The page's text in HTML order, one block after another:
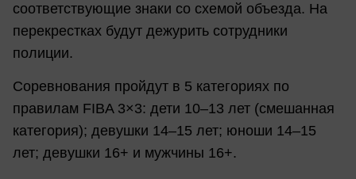
соответствующие знаки со схемой объезда. На
перекрестках будут дежурить сотрудники
полиции.
Соревнования пройдут в 5 категориях по
правилам FIBA 3×3: дети 10–13 лет (смешанная
категория); девушки 14–15 лет; юноши 14–15
лет; девушки 16+ и мужчины 16+.